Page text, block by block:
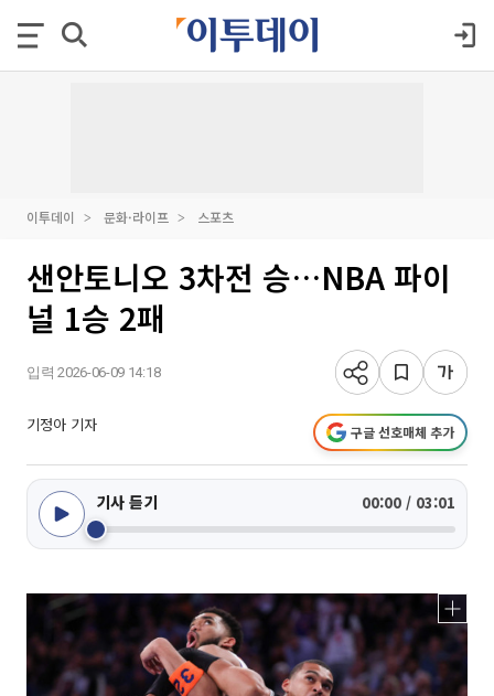
이투데이 문화·라이프 스포츠
샌안토니오 3차전 승…NBA 파이
널 1승 2패
입력 2026-06-09 14:18
기정아 기자 구글 선호매체 추가
기사 듣기 00:00 / 03:01